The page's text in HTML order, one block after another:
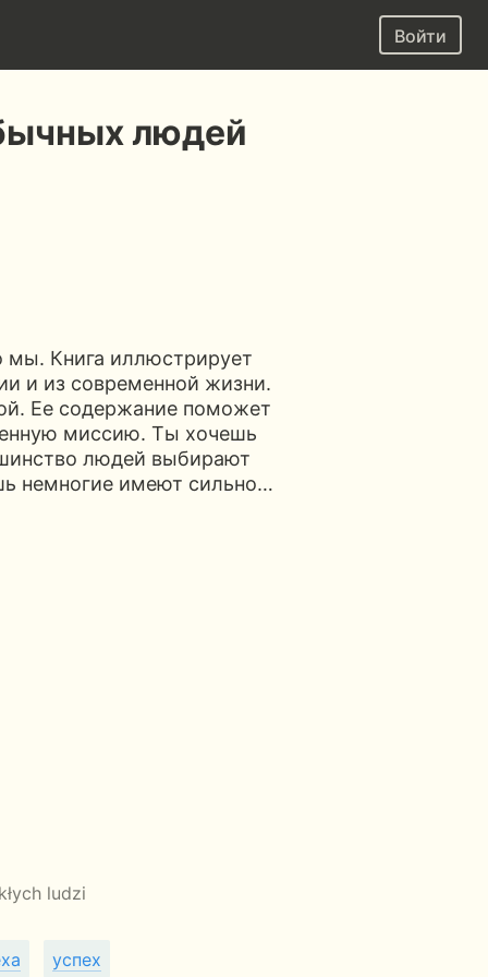
Войти
людей
мы. Книга иллюстрирует
и из современной жизни.
Ее содержание поможет
миссию. Ты хочешь
людей выбирают
немногие имеют сильно…
ludzi
успех